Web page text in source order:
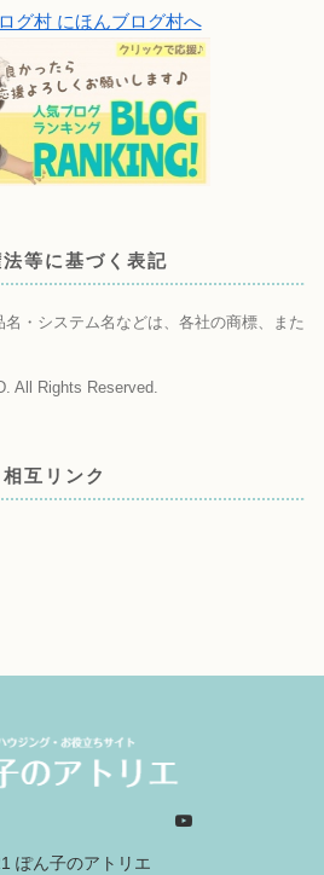
等に基づく表記
・システム名などは、各社の商標、また
All Rights Reserved.
相互リンク
ぽん子のアトリエ